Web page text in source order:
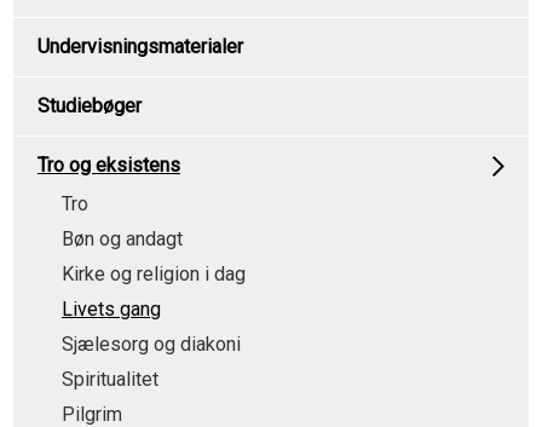
Undervisningsmaterialer
Studiebøger
Tro og eksistens
Tro
Bøn og andagt
Kirke og religion i dag
Livets gang
Sjælesorg og diakoni
Spiritualitet
Pilgrim